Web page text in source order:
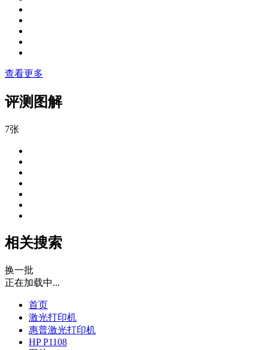
查看更多
评测图解
7张
相关搜索
换一批
正在加载中...
首页
激光打印机
惠普激光打印机
HP P1108